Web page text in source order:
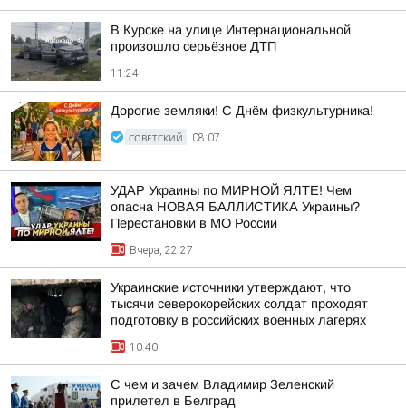
В Курске на улице Интернациональной
произошло серьёзное ДТП
11:24
Дорогие земляки! С Днём физкультурника!
СОВЕТСКИЙ 08:07
УДАР Украины по МИРНОЙ ЯЛТЕ! Чем
опасна НОВАЯ БАЛЛИСТИКА Украины?
Перестановки в МО России
Вчера, 22:27
Украинские источники утверждают, что
тысячи северокорейских солдат проходят
подготовку в российских военных лагерях
10:40
С чем и зачем Владимир Зеленский
прилетел в Белград